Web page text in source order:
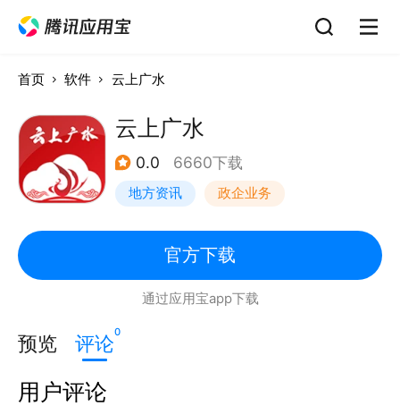
首页 软件 云上广水
云上广水
0.0 6660下载
地方资讯 政企业务
官方下载
通过应用宝app下载
预览 评论0
用户评论